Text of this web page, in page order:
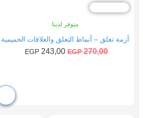
متوفر لدينا
أزمة تعلق – أنماط التعلق والعلاقات الحميمية
270,00
EGP
243,00
EGP